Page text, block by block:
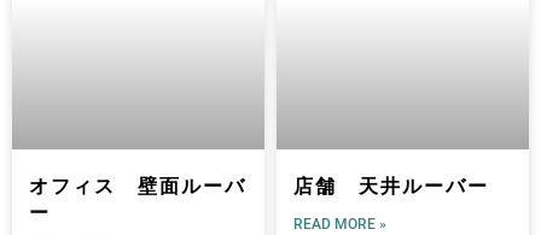
オフィス 壁面ルーバ
ー
店舗 天井ルーバー
READ MORE »